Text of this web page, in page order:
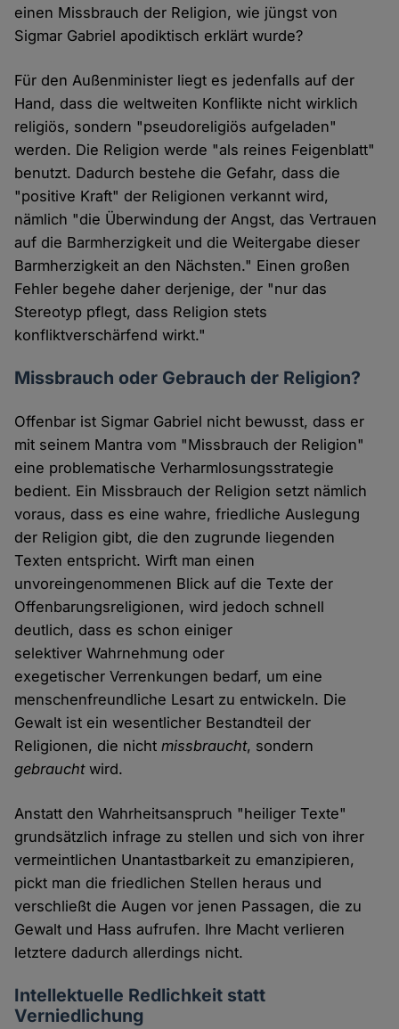
einen Missbrauch der Religion, wie jüngst von
Sigmar Gabriel apodiktisch erklärt wurde?
Für den Außenminister liegt es jedenfalls auf der
Hand, dass die weltweiten Konflikte nicht wirklich
religiös, sondern "pseudoreligiös aufgeladen"
werden. Die Religion werde "als reines Feigenblatt"
benutzt. Dadurch bestehe die Gefahr, dass die
"positive Kraft" der Religionen verkannt wird,
nämlich "die Überwindung der Angst, das Vertrauen
auf die Barmherzigkeit und die Weitergabe dieser
Barmherzigkeit an den Nächsten." Einen großen
Fehler begehe daher derjenige, der "nur das
Stereotyp pflegt, dass Religion stets
konfliktverschärfend wirkt."
Missbrauch oder Gebrauch der Religion?
Offenbar ist Sigmar Gabriel nicht bewusst, dass er
mit seinem Mantra vom "Missbrauch der Religion"
eine problematische Verharmlosungsstrategie
bedient. Ein Missbrauch der Religion setzt nämlich
voraus, dass es eine wahre, friedliche Auslegung
der Religion gibt, die den zugrunde liegenden
Texten entspricht. Wirft man einen
unvoreingenommenen Blick auf die Texte der
Offenbarungsreligionen, wird jedoch schnell
deutlich, dass es schon einiger
selektiver Wahrnehmung oder
exegetischer Verrenkungen bedarf, um eine
menschenfreundliche Lesart zu entwickeln. Die
Gewalt ist ein wesentlicher Bestandteil der
Religionen, die nichtmissbraucht, sondern
gebrauchtwird.
Anstatt den Wahrheitsanspruch "heiliger Texte"
grundsätzlich infrage zu stellen und sich von ihrer
vermeintlichen Unantastbarkeit zu emanzipieren,
pickt man die friedlichen Stellen heraus und
verschließt die Augen vor jenen Passagen, die zu
Gewalt und Hass aufrufen. Ihre Macht verlieren
letztere dadurch allerdings nicht.
Intellektuelle Redlichkeit statt
Verniedlichung